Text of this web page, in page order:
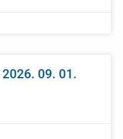
09. 01.